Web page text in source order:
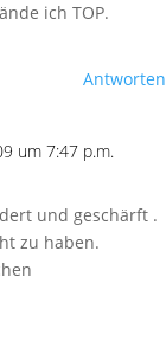
ich TOP.
Antworten
um 7:47 p.m.
und geschärft .
zu haben.